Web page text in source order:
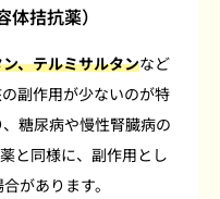
拮抗薬）
、テルミサルタンなど
副作用が少ないのが特
糖尿病や慢性腎臓病の
と同様に、副作用とし
があります。